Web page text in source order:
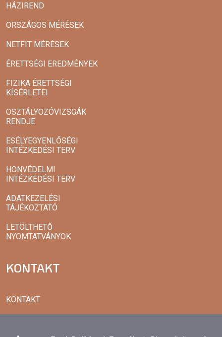
HÁZIREND
ORSZÁGOS MÉRÉSEK
NETFIT MÉRÉSEK
ÉRETTSÉGI EREDMÉNYEK
FIZIKA ÉRETTSÉGI
KÍSÉRLETEI
OSZTÁLYOZÓVIZSGÁK
RENDJE
ESÉLYEGYENLŐSÉGI
INTÉZKEDÉSI TERV
HONVÉDELMI
INTÉZKEDÉSI TERV
ADATKEZELÉSI
TÁJÉKOZTATÓ
LETÖLTHETŐ
NYOMTATVÁNYOK
KONTAKT
KONTAKT